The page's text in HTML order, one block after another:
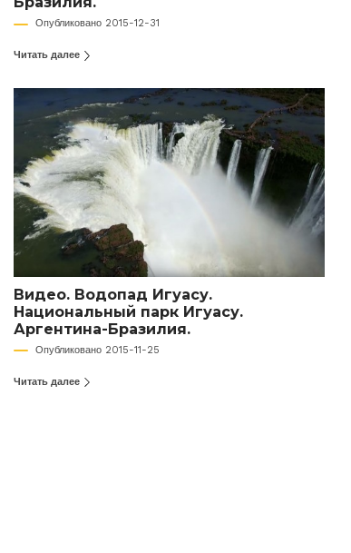
Опубликовано 2015-12-31
Читать далее
Видео. Водопад Игуасу.
Национальный парк Игуасу.
Аргентина-Бразилия.
Опубликовано 2015-11-25
Читать далее